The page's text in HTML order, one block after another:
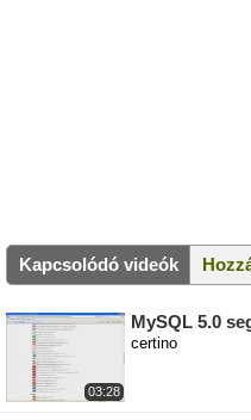
Kapcsolódó videók
03:28
MySQL 5.0
certino